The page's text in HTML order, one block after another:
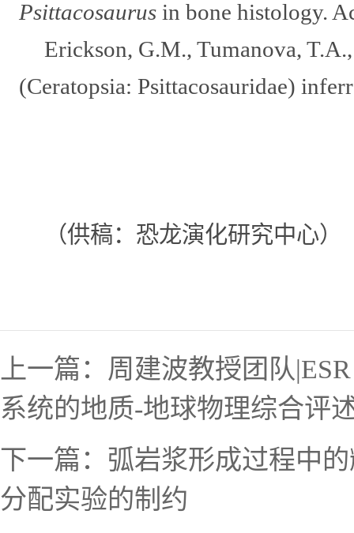
Psittacosaurus in bone histology.
Erickson, G.M., Tumanova,
(Ceratopsia: Psittacosauridae)
（供稿：恐龙演化研究中心）
上一篇： 周建波教授团队
系统的地质-地球物理综合评
下一篇： 弧岩浆形成过程中
分配实验的制约